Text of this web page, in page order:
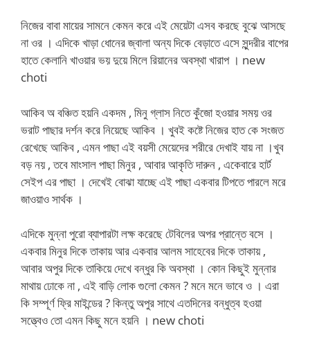
নিজের বাবা মায়ের সামনে কেমন করে এই মেয়েটা এসব করছে বুঝে আসছে
না ওর । এদিকে খাড়া ধোনের জ্বালা অন্য দিকে বেড়াতে এসে সুন্দরীর বাপের
হাতে কেলানি খাওয়ার ভয় দুয়ে মিলে রিয়ানের অবস্থা খারাপ । new
choti
আকিব অ বঞ্চিত হয়নি একদম , মিনু গ্লাস নিতে কুঁজো হওয়ার সময় ওর
ভরাট পাছার দর্শন করে নিয়েছে আকিব । খুবই কষ্টে নিজের হাত কে সংজত
রেখেছে আকিব , এমন পাছা এই বয়সী মেয়েদের শরীরে দেখাই যায় না ।খুব
বড় নয় , তবে মাংসাল পাছা মিনুর , আবার আকৃতি দারুন , একেবারে হার্ট
সেইপ এর পাছা । দেখেই বোঝা যাচ্ছে এই পাছা একবার টিপতে পারলে মরে
জাওয়াও সার্থক ।
এদিকে মুন্না পুরো ব্যাপারটা লক্ষ করেছে টেবিলের অপর প্রান্তে বসে ।
একবার মিনুর দিকে তাকায় আর একবার আলম সাহেবের দিকে তাকায় ,
আবার অপুর দিকে তাকিয়ে দেখে বন্ধুর কি অবস্থা । কোন কিছুই মুন্নার
মাথায় ঢোকে না , এই বাড়ি লোক গুলো কেমন ? মনে মনে ভাবে ও । এরা
কি সম্পূর্ণ ফ্রি মাইন্ডের ? কিন্তু অপুর সাথে এতদিনের বন্ধুত্ব হওয়া
সত্ত্বেও তো এমন কিছু মনে হয়নি । new choti